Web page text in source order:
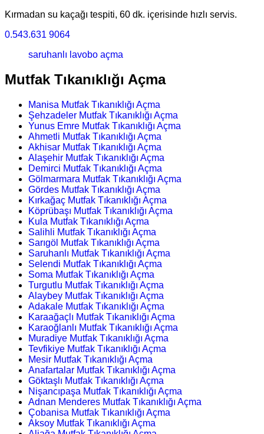
Kırmadan su kaçağı tespiti, 60 dk. içerisinde hızlı servis.
0.543.631 9064
saruhanlı lavobo açma
Mutfak Tıkanıklığı Açma
Manisa Mutfak Tıkanıklığı Açma
Şehzadeler Mutfak Tıkanıklığı Açma
Yunus Emre Mutfak Tıkanıklığı Açma
Ahmetli Mutfak Tıkanıklığı Açma
Akhisar Mutfak Tıkanıklığı Açma
Alaşehir Mutfak Tıkanıklığı Açma
Demirci Mutfak Tıkanıklığı Açma
Gölmarmara Mutfak Tıkanıklığı Açma
Gördes Mutfak Tıkanıklığı Açma
Kırkağaç Mutfak Tıkanıklığı Açma
Köprübaşı Mutfak Tıkanıklığı Açma
Kula Mutfak Tıkanıklığı Açma
Salihli Mutfak Tıkanıklığı Açma
Sarıgöl Mutfak Tıkanıklığı Açma
Saruhanlı Mutfak Tıkanıklığı Açma
Selendi Mutfak Tıkanıklığı Açma
Soma Mutfak Tıkanıklığı Açma
Turgutlu Mutfak Tıkanıklığı Açma
Alaybey Mutfak Tıkanıklığı Açma
Adakale Mutfak Tıkanıklığı Açma
Karaağaçlı Mutfak Tıkanıklığı Açma
Karaoğlanlı Mutfak Tıkanıklığı Açma
Muradiye Mutfak Tıkanıklığı Açma
Tevfikiye Mutfak Tıkanıklığı Açma
Mesir Mutfak Tıkanıklığı Açma
Anafartalar Mutfak Tıkanıklığı Açma
Göktaşlı Mutfak Tıkanıklığı Açma
Nişancıpaşa Mutfak Tıkanıklığı Açma
Adnan Menderes Mutfak Tıkanıklığı Açma
Çobanisa Mutfak Tıkanıklığı Açma
Aksoy Mutfak Tıkanıklığı Açma